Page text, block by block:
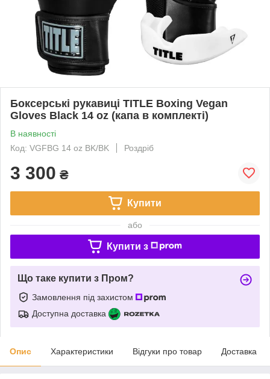
Боксерські рукавиці TITLE Boxing Vegan
Gloves Black 14 oz (капа в комплекті)
В наявності
Код: VGFBG 14 oz BK/BK
Роздріб
3 300 ₴
Купити
або
Купити з
Що таке купити з Пром?
Замовлення під захистом
Доступна доставка
Опис Характеристики Відгуки про товар Доставка